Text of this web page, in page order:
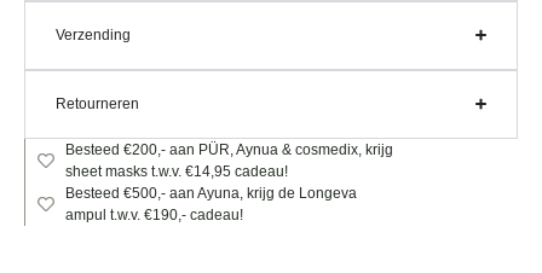
Verzending
Retourneren
Besteed €200,- aan PÜR, Aynua & cosmedix, krijg
sheet masks t.w.v. €14,95 cadeau!
Besteed €500,- aan Ayuna, krijg de Longeva
ampul t.w.v. €190,- cadeau!